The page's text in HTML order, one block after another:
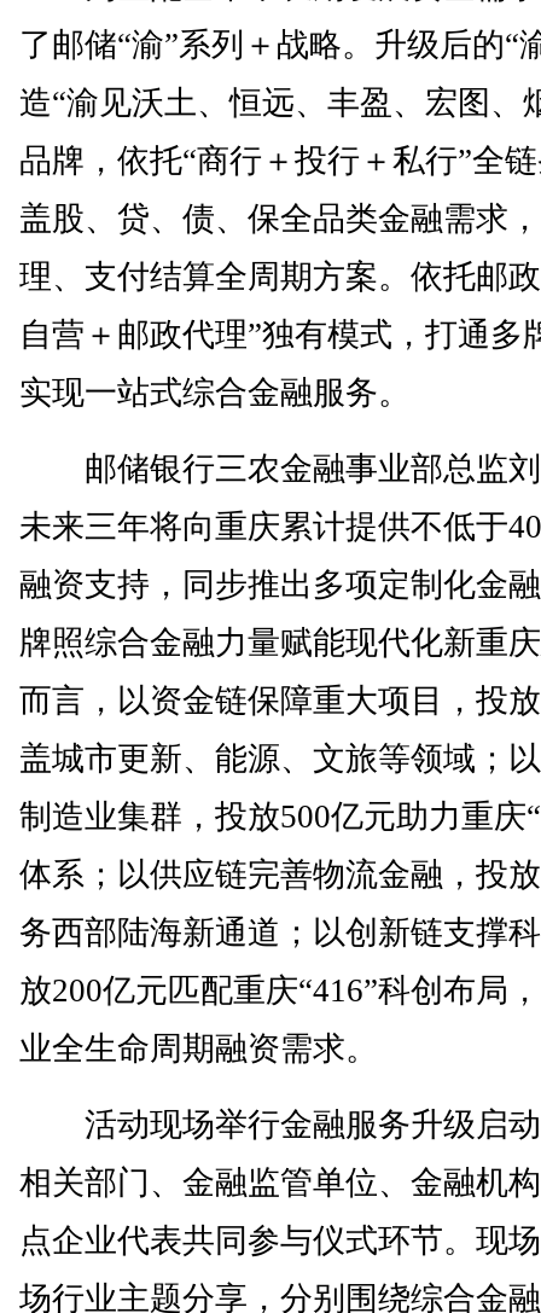
了邮储“渝”系列＋战略。升级后的“
造“渝见沃土、恒远、丰盈、宏图、
品牌，依托“商行＋投行＋私行”全
盖股、贷、债、保全品类金融需求
理、支付结算全周期方案。依托邮
自营＋邮政代理”独有模式，打通多
实现一站式综合金融服务。
邮储银行三农金融事业部总监刘
未来三年将向重庆累计提供不低于
融资支持，同步推出多项定制化金
牌照综合金融力量赋能现代化新重
而言，以资金链保障重大项目，投
盖城市更新、能源、文旅等领域；
制造业集群，投放500亿元助力重庆
体系；以供应链完善物流金融，投
务西部陆海新通道；以创新链支撑
放200亿元匹配重庆“416”科创布局
业全生命周期融资需求。
活动现场举行金融服务升级启动
相关部门、金融监管单位、金融机
点企业代表共同参与仪式环节。现
场行业主题分享，分别围绕综合金